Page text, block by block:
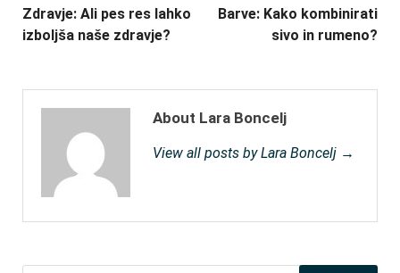
Zdravje: Ali pes res lahko
izboljša naše zdravje?
Barve: Kako kombinirati
sivo in rumeno?
About Lara Boncelj
View all posts by Lara Boncelj →